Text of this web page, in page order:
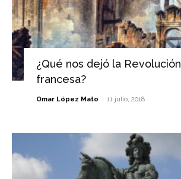
¿Qué nos dejó la Revolución
francesa?
Omar López Mato - 11 julio, 2018